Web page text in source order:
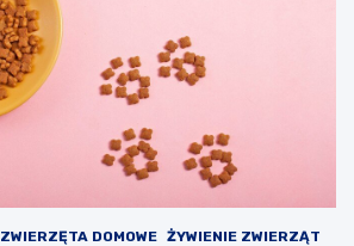
ZWIERZĘTA DOMOWE ŻYWIENIE ZWIERZĄT